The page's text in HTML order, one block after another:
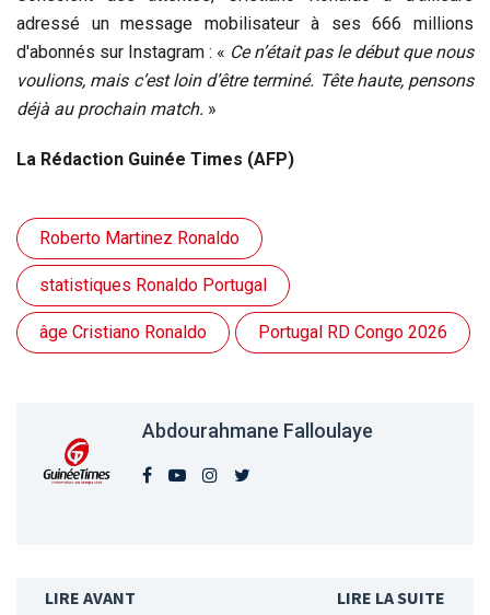
adressé un message mobilisateur à ses 666 millions
d'abonnés sur Instagram : « Ce n’était pas le début que nous
voulions, mais c’est loin d’être terminé. Tête haute, pensons
déjà au prochain match. »
La Rédaction Guinée Times (AFP)
Roberto Martinez Ronaldo
statistiques Ronaldo Portugal
âge Cristiano Ronaldo Portugal RD Congo 2026
Abdourahmane Falloulaye
LIRE AVANT LIRE LA SUITE